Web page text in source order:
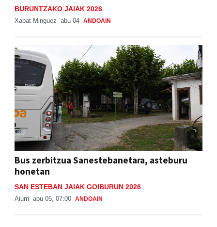
BURUNTZAKO JAIAK 2026
Xabat Minguez abu 04 ANDOAIN
Bus zerbitzua Sanestebanetara, asteburu
honetan
SAN ESTEBAN JAIAK GOIBURUN 2026
Aiurri abu 05, 07:00 ANDOAIN